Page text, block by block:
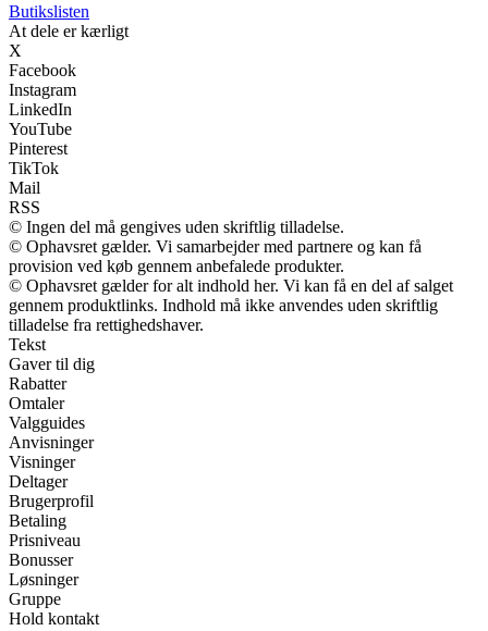
Butikslisten
At dele er kærligt
X
Facebook
Instagram
LinkedIn
YouTube
Pinterest
TikTok
Mail
RSS
© Ingen del må gengives uden skriftlig tilladelse.
© Ophavsret gælder. Vi samarbejder med partnere og kan få
provision ved køb gennem anbefalede produkter.
© Ophavsret gælder for alt indhold her. Vi kan få en del af salget
gennem produktlinks. Indhold må ikke anvendes uden skriftlig
tilladelse fra rettighedshaver.
Tekst
Gaver til dig
Rabatter
Omtaler
Valgguides
Anvisninger
Visninger
Deltager
Brugerprofil
Betaling
Prisniveau
Bonusser
Løsninger
Gruppe
Hold kontakt